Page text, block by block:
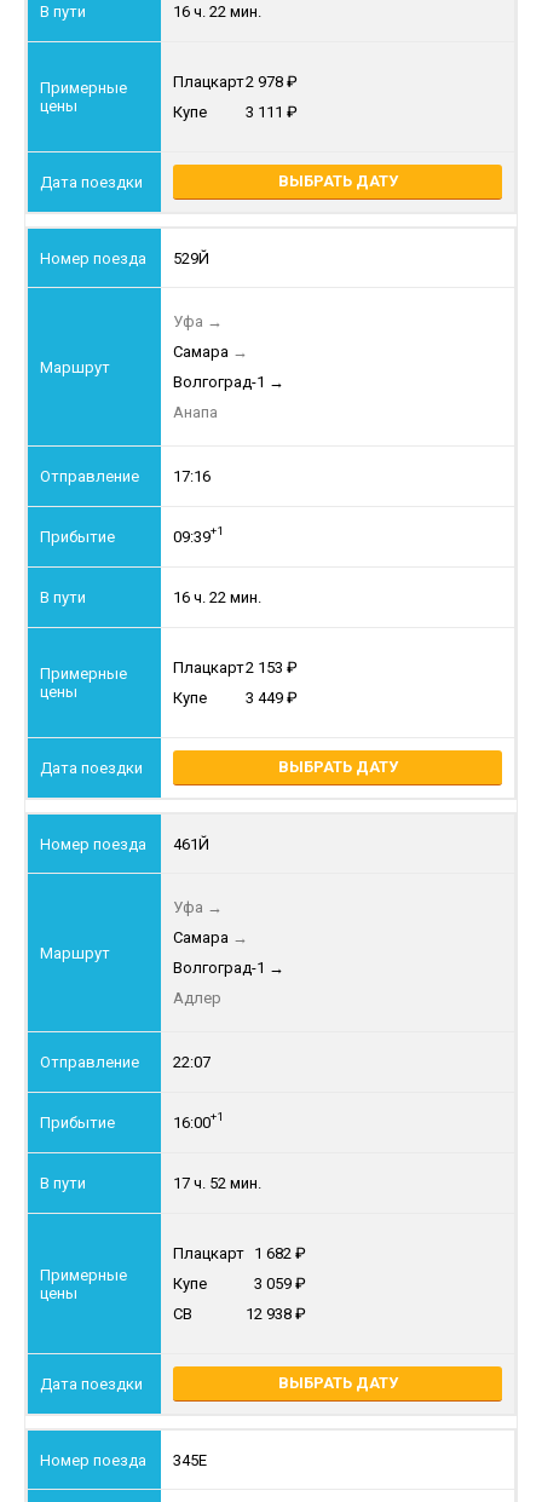
16 ч. 22 мин.
Плацкарт2 978
Купе
3 111
ВЫБРАТЬ ДАТУ
529Й
Уфа →
Самара →
Волгоград-1 →
Анапа
17:16
09:39+1
16 ч. 22 мин.
Плацкарт2 153
Купе
3 449
ВЫБРАТЬ ДАТУ
461Й
Уфа →
Самара →
Волгоград-1 →
Адлер
22:07
16:00+1
17 ч. 52 мин.
Плацкарт 1 682
Купе
3 059
СВ
12 938
ВЫБРАТЬ ДАТУ
345Е